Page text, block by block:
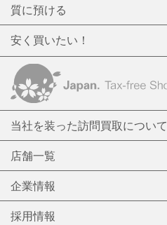
質に預ける
安く買いたい！
当社を装った訪問買取について
店舗一覧
企業情報
採用情報